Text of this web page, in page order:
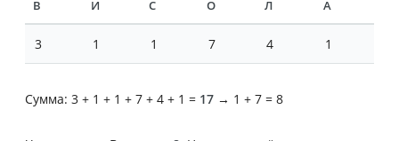
В И С О Л А
3 1 1 7 4 1
Сумма: 3 + 1 + 1 + 7 + 4 + 1 = 17 → 1 + 7 = 8